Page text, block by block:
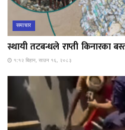
समाचार
स्थायी तटबन्धले राप्ती किनारका
१:१२ बिहान, साउन १६, २०८३